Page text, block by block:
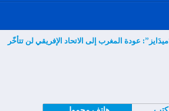
عودة المغرب إلى الاتحاد الإفريقي لن تتأخّر